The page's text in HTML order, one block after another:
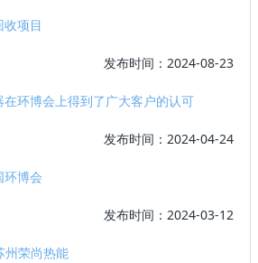
项目
发布时间：2024-08-23
环博会上得到了广大客户的认可
发布时间：2024-04-24
环博会
发布时间：2024-03-12
州荣尚热能